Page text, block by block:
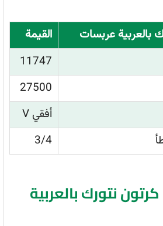
بالعربية عربسات
القيمة
11747
27500
أفقي V
3/4
نتورك بالعربية